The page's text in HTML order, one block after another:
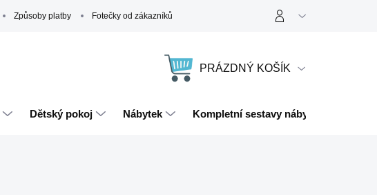
Způsoby platby Fotečky od zákazníků
NÁKUPNÍ
PRÁZDNÝ KOŠÍK
Dětský pokoj Nábytek Kompletní sestavy nábytku